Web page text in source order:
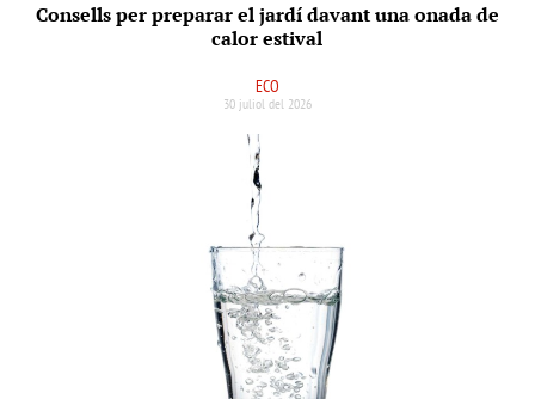
Consells per preparar el jardí davant una onada de
calor estival
ECO
30 juliol del 2026